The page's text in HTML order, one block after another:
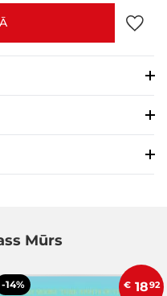
Mūrs
-14% € 1892